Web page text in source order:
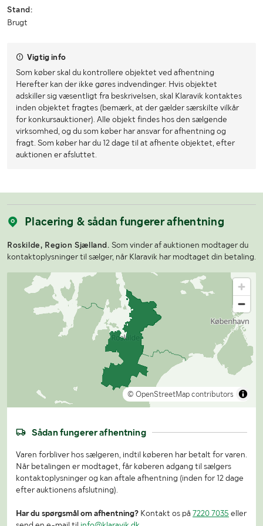
Stand:
Brugt
Vigtig info
Som køber skal du kontrollere objektet ved afhentning
Herefter kan der ikke gøres indvendinger. Hvis objektet
adskiller sig væsentligt fra beskrivelsen, skal Klaravik kontaktes
inden objektet fragtes (bemærk, at der gælder særskilte vilkår
for konkursauktioner). Alle objekt findes hos den sælgende
virksomhed, og du som køber har ansvar for afhentning og
fragt. Som køber har du 12 dage til at afhente objektet, efter
auktionen er afsluttet.
Placering & sådan fungerer afhentning
Roskilde, Region Sjælland. Som vinder af auktionen modtager du
kontaktoplysninger til sælger, når Klaravik har modtaget din betaling.
© OpenStreetMap contributors
Sådan fungerer afhentning
Varen forbliver hos sælgeren, indtil køberen har betalt for varen.
Når betalingen er modtaget, får køberen adgang til sælgers
kontaktoplysninger og kan aftale afhentning (inden for 12 dage
efter auktionens afslutning).
Har du spørgsmål om afhentning? Kontakt os på 7220 7035 eller